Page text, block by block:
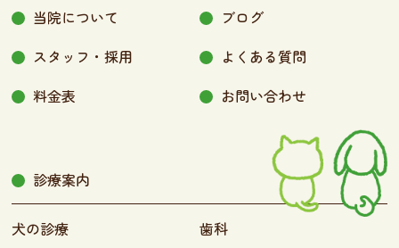
当院について
スタッフ・採用
料金表
ブログ
よくある質問
お問い合わせ
診療案内
犬の診療
歯科